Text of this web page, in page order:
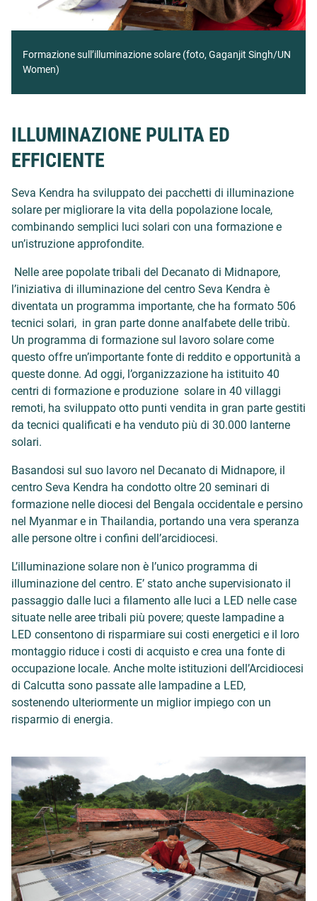
Formazione sull’illuminazione solare (foto, Gaganjit Singh/UN
Women)
ILLUMINAZIONE PULITA ED
EFFICIENTE
Seva Kendra ha sviluppato dei pacchetti di illuminazione
solare per migliorare la vita della popolazione locale,
combinando semplici luci solari con una formazione e
un’istruzione approfondite.
Nelle aree popolate tribali del Decanato di Midnapore,
l’iniziativa di illuminazione del centro Seva Kendra è
diventata un programma importante, che ha formato 506
tecnici solari, in gran parte donne analfabete delle tribù.
Un programma di formazione sul lavoro solare come
questo offre un’importante fonte di reddito e opportunità a
queste donne. Ad oggi, l’organizzazione ha istituito 40
centri di formazione e produzione solare in 40 villaggi
remoti, ha sviluppato otto punti vendita in gran parte gestiti
da tecnici qualificati e ha venduto più di 30.000 lanterne
solari.
Basandosi sul suo lavoro nel Decanato di Midnapore, il
centro Seva Kendra ha condotto oltre 20 seminari di
formazione nelle diocesi del Bengala occidentale e persino
nel Myanmar e in Thailandia, portando una vera speranza
alle persone oltre i confini dell’arcidiocesi.
L’illuminazione solare non è l’unico programma di
illuminazione del centro. E’ stato anche supervisionato il
passaggio dalle luci a filamento alle luci a LED nelle case
situate nelle aree tribali più povere; queste lampadine a
LED consentono di risparmiare sui costi energetici e il loro
montaggio riduce i costi di acquisto e crea una fonte di
occupazione locale. Anche molte istituzioni dell’Arcidiocesi
di Calcutta sono passate alle lampadine a LED,
sostenendo ulteriormente un miglior impiego con un
risparmio di energia.